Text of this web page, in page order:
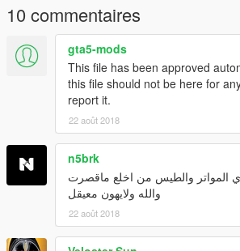
10 commentaires
gta5-mods
This file has been approved
this file should not be here for
report it.
22 août 2018
n5brk
المواتر والطيس من اخلع ماقصرت
والله ولايهون معيقل
22 août 2018